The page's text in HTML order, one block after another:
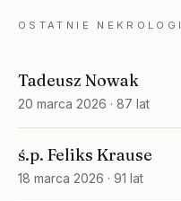
OSTATNIE NEKROLOGI
Tadeusz Nowak
20 marca 2026 · 87 lat
ś.p. Feliks Krause
18 marca 2026 · 91 lat